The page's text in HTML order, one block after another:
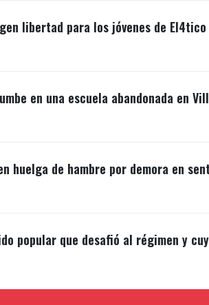
libertad para los jóvenes de El4tico
en una escuela abandonada en
huelga de hambre por demora en
popular que desafió al régimen y